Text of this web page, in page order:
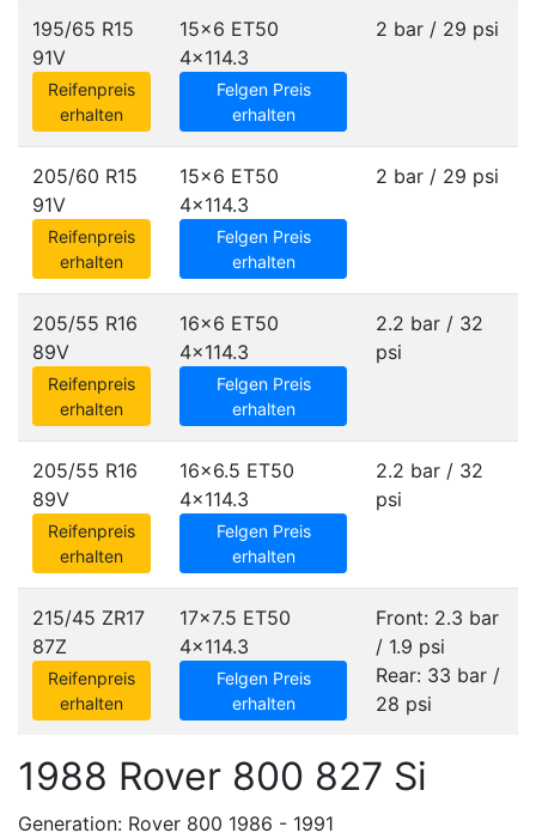
195/65 R15
91V
Reifenpreis
erhalten
15x6 ET50
4x114.3
Felgen Preis
erhalten
2 bar / 29 psi
205/60 R15
91V
Reifenpreis
erhalten
15x6 ET50
4x114.3
Felgen Preis
erhalten
2 bar / 29 psi
205/55 R16
89V
Reifenpreis
erhalten
16x6 ET50
4x114.3
Felgen Preis
erhalten
2.2 bar / 32
psi
205/55 R16
89V
Reifenpreis
erhalten
16x6.5 ET50
4x114.3
Felgen Preis
erhalten
2.2 bar / 32
psi
215/45 ZR17
87Z
Reifenpreis
erhalten
17x7.5 ET50
4x114.3
Felgen Preis
erhalten
Front: 2.3 bar
/ 1.9 psi
Rear: 33 bar /
28 psi
1988 Rover 800 827 Si
Generation: Rover 800 1986 - 1991